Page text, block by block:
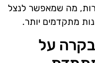
מה שמאפשר לנצל
מתקדמים יותר.
על